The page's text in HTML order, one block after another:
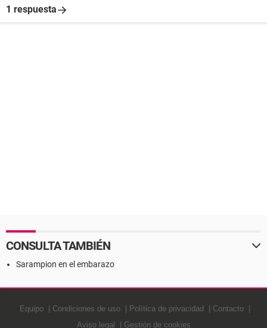
1 respuesta
CONSULTA TAMBIÉN
Sarampion en el embarazo
Equipo Condiciones de uso Política de privacidad
Contacto
Aviso legal
Gestión de cookies